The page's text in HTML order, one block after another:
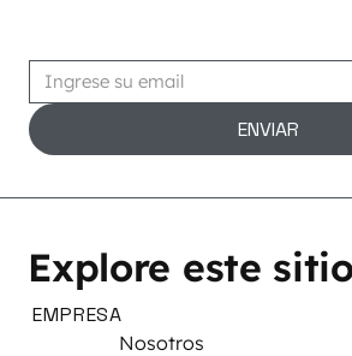
ENVIAR
Explore este sitio
EMPRESA
Nosotros